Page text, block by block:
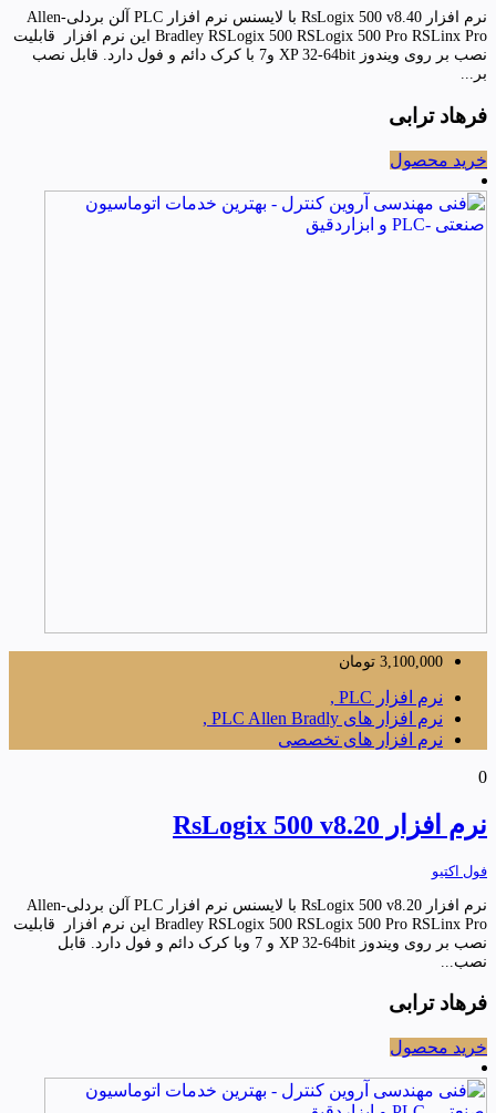
نرم افزار RsLogix 500 v8.40 با لایسنس نرم افزار PLC آلن بردلی-Allen
Bradley RSLogix 500 RSLogix 500 Pro RSLinx Pro این نرم افزار قابلیت
نصب بر روی ویندوز XP 32-64bit و7 با کرک دائم و فول دارد. قابل نصب
بر...
فرهاد ترابی
خرید محصول
3,100,000 تومان
نرم افزار PLC ,
نرم افزار های PLC Allen Bradly ,
نرم افزار های تخصصی
0
نرم افزار RsLogix 500 v8.20
فول اکتیو
نرم افزار RsLogix 500 v8.20 با لایسنس نرم افزار PLC آلن بردلی-Allen
Bradley RSLogix 500 RSLogix 500 Pro RSLinx Pro این نرم افزار قابلیت
نصب بر روی ویندوز XP 32-64bit و 7 وبا کرک دائم و فول دارد. قابل
نصب...
فرهاد ترابی
خرید محصول